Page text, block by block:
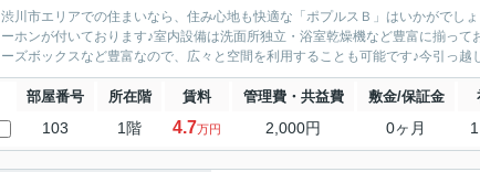
渋川市エリアでの住まいなら、住み心地も快適な「ポプルスＢ」はいかがでし
ーホンが付いております♪室内設備は洗面所独立・浴室乾燥機など豊富に揃っ
ーズボックスなど豊富なので、広々と空間を利用することも可能です♪今引っ
部屋番号 所在階 賃料 管理費・共益費 敷金/保証金
103 1階 4.7万円 2,000円 0ヶ月